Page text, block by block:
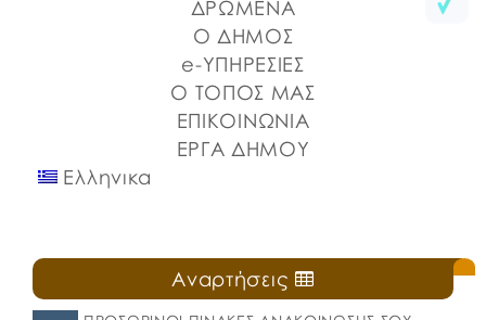
⚓️Η επίσημη έναρξη πραγματοποιήθηκε με την
ΔΡΩΜΕΝΑ
Ο ΔΗΜΟΣ
e-ΥΠΗΡΕΣΙΕΣ
Ο ΤΟΠΟΣ ΜΑΣ
ΕΠΙΚΟΙΝΩΝΙΑ
ΕΡΓΑ ΔΗΜΟΥ
Ελληνικα
Αναρτήσεις